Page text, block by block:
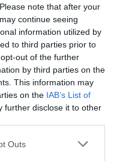
note that after your
continue seeing
information utilized by
to third parties prior to
out of the further
by third parties on the
This information may
on the IAB’s List of
further disclose it to other
Outs
y venta de entradas de
y femeninos en
museos y eventos de
populares de
club a club en LaLiga,
y ligas extranjeras
Bundesliga, Serie
asistencia media y
torneos
a través